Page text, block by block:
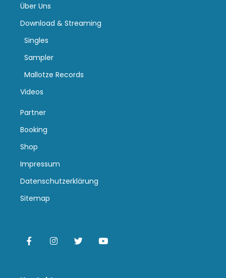
Über Uns
Download & Streaming
Singles
Sampler
Mallotze Records
Videos
Partner
Booking
Shop
Impressum
Datenschutzerklärung
Sitemap